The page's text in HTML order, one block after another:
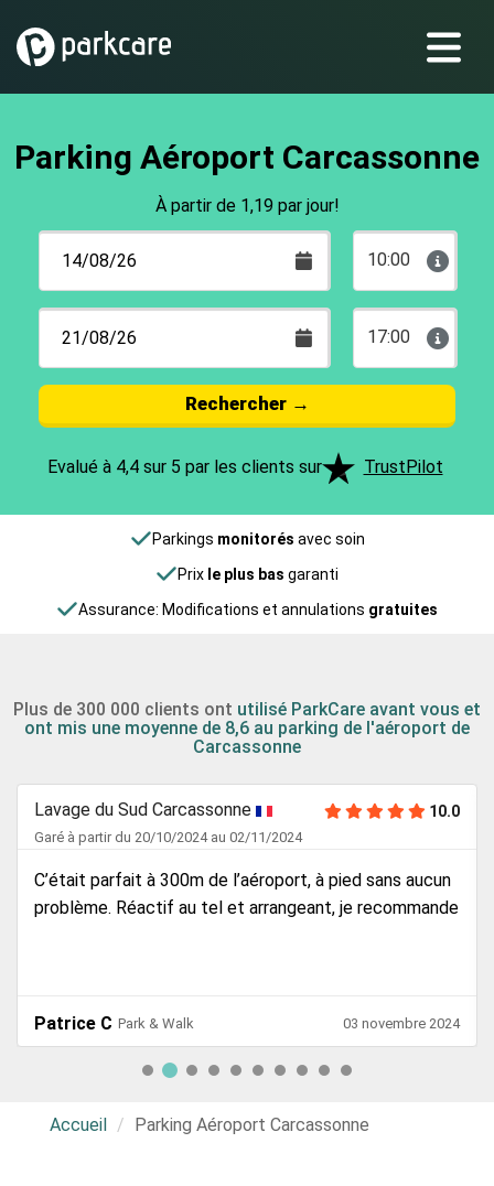
Parking Aéroport Carcassonne
À partir de 1,19 par jour!
10:00
17:00
Rechercher→
Evalué à 4,4 sur 5 par les clients sur TrustPilot
Parkings monitorés avec soin
Prix le plus bas garanti
Assurance: Modifications et annulations gratuites
Plus de 300 000 clients ont utilisé ParkCare avant vous et
ont mis une moyenne de 8,6 au parking de l'aéroport de
Carcassonne
Lavage du Sud Carcassonne 10.0
Garé à partir du 20/10/2024 au 02/11/2024
C’était parfait à 300m de l’aéroport, à pied sans aucun
problème. Réactif au tel et arrangeant, je recommande
Patrice C Park & Walk 03 novembre 2024
Accueil Parking Aéroport Carcassonne